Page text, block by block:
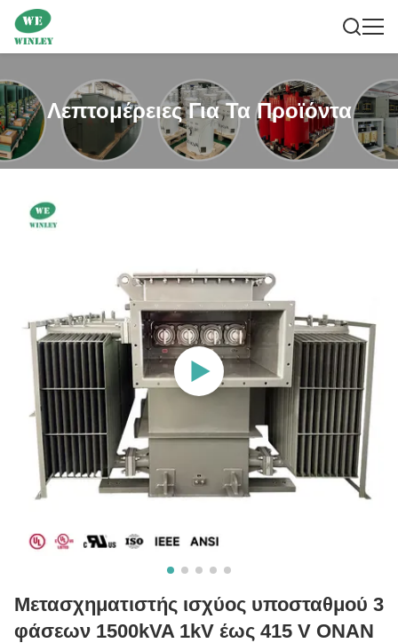
Λεπτομέρειες Για Τα Προϊόντα
Μετασχηματιστής ισχύος υποσταθμού 3
φάσεων 1500kVA 1kV έως 415 V ONAN